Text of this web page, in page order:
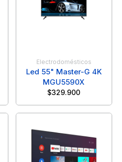
Electrodomésticos
Led 55" Master-G 4K
MGU5590X
$329.900